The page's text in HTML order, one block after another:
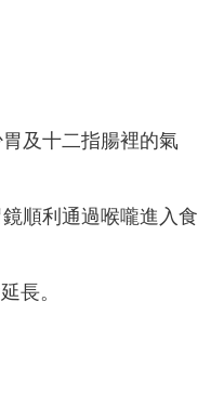
及十二指腸裡的氣
順利通過喉嚨進入食
長。